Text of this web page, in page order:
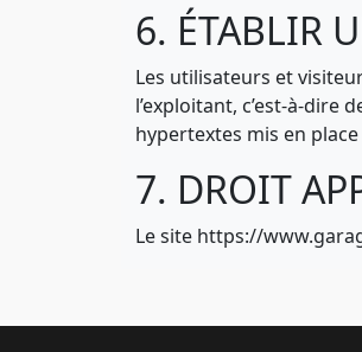
6. ÉTABLIR
Les utilisateurs et
l’exploitant, c’est-à-dire
hypertextes mis en
7. DROIT
Le site https://